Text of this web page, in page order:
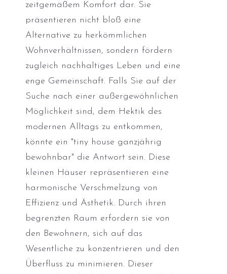
zeitgemäßem Komfort dar. Sie
präsentieren nicht bloß eine
Alternative zu herkömmlichen
Wohnverhältnissen, sondern fördern
zugleich nachhaltiges Leben und eine
enge Gemeinschaft. Falls Sie auf der
Suche nach einer außergewöhnlichen
Möglichkeit sind, dem Hektik des
modernen Alltags zu entkommen,
könnte ein "tiny house ganzjährig
bewohnbar" die Antwort sein. Diese
kleinen Häuser repräsentieren eine
harmonische Verschmelzung von
Effizienz und Ästhetik. Durch ihren
begrenzten Raum erfordern sie von
den Bewohnern, sich auf das
Wesentliche zu konzentrieren und den
Überfluss zu minimieren. Dieser